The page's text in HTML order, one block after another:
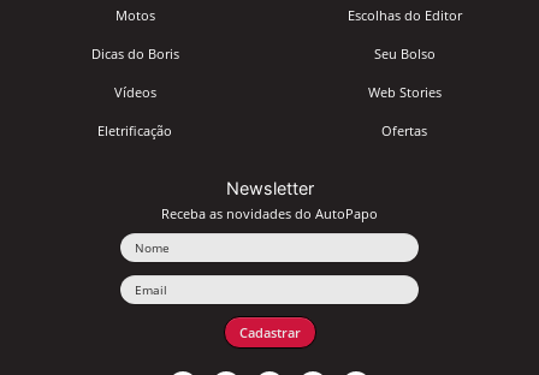
Motos
Dicas do Boris
Vídeos
Eletrificação
Escolhas do Editor
Seu Bolso
Web Stories
Ofertas
Newsletter
Receba as novidades do AutoPapo
Cadastrar